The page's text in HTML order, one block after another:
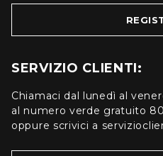
SERVIZIO CLIENTI:
Chiamaci dal lunedì al
al numero verde gratuito
oppure scrivici a